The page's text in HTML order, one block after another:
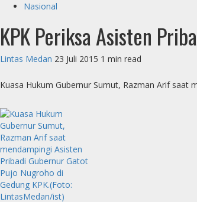
Nasional
KPK Periksa Asisten
Lintas Medan 23 Juli 2015 1 min read
Kuasa Hukum Gubernur Sumut, Razman Arif saat